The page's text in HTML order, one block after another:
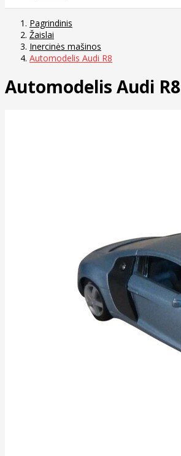
Pagrindinis
Žaislai
Inercinės mašinos
Automodelis Audi R8
Automodelis Audi R8